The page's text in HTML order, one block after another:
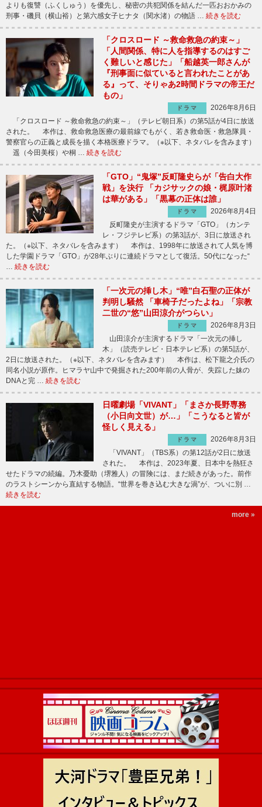
よりも復讐（ふくしゅう）を優先し、秘密の共犯関係を結んだ一匹おおかみの
刑事・磯貝（横山裕）と第六感女子ヒナタ（関水渚）の物語 … 続きを読む
「クロスロード ～救命救急の約束～」
「人間関係、特に人を指導するのはすご
く難しいと感じた」「船越英一郎さんが
『刑事面に似ていると言われたことがあ
る』って、そりゃあ2時間ドラマの帝王だ
もの」
ドラマ
2026年8月6日
「クロスロード ～救命救急の約束～」（テレビ朝日系）の第5話が4日に放送
された。 本作は、救命救急医療の最前線でもがく、若き救命医・救急隊員・
警察官らの正義と成長を描く本格医療ドラマ。（※以下、ネタバレを含みます）
遥（今田美桜）や桐 … 続きを読む
「GTO」“鬼塚”反町隆史らが「告白大作
戦」を決行 「カジサックの娘・梶原叶渚
は華がある」「黒幕の正体は誰」
ドラマ
2026年8月4日
反町隆史が主演するドラマ「GTO」（カンテ
レ・フジテレビ系）の第3話が、3日に放送され
た。（※以下、ネタバレを含みます） 本作は、1998年に放送されて人気を博
した学園ドラマ「GTO」が28年ぶりに連続ドラマとして復活。50代になった“
… 続きを読む
「一次元の挿し木」“唯”白石聖の正体が
判明し騒然 「車椅子だったよね」「宗教
二世の“悠”山田涼介がつらい」
ドラマ
2026年8月3日
山田涼介が主演するドラマ「一次元の挿し
木」（読売テレビ・日本テレビ系）の第5話が、
2日に放送された。（※以下、ネタバレを含みます） 本作は、松下龍之介氏の
同名小説が原作。ヒマラヤ山中で発掘された200年前の人骨が、失踪した妹の
DNAと完 … 続きを読む
日曜劇場「VIVANT」「まさか長野専務
（小日向文世）が…」「こうなると皆が
怪しく見える」
ドラマ
2026年8月3日
「VIVANT」（TBS系）の第12話が2日に放送
された。 本作は、2023年夏、日本中を熱狂さ
せたドラマの続編。乃木憂助（堺雅人）の冒険には、まだ続きがあった。前作
のラストシーンから直結する物語。“世界を巻き込む大きな渦”が、ついに別 …
続きを読む
more »